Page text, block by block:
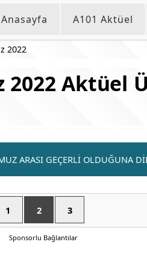
Anasayfa A101 Aktüel
2022
2022 Aktüel
ARASI GEÇERLİ OLDUĞUNA
1 2 3
Sponsorlu Bağlantılar